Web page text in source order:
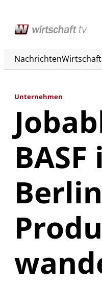
NachrichtenWirtschaft
Unternehmen
BASF